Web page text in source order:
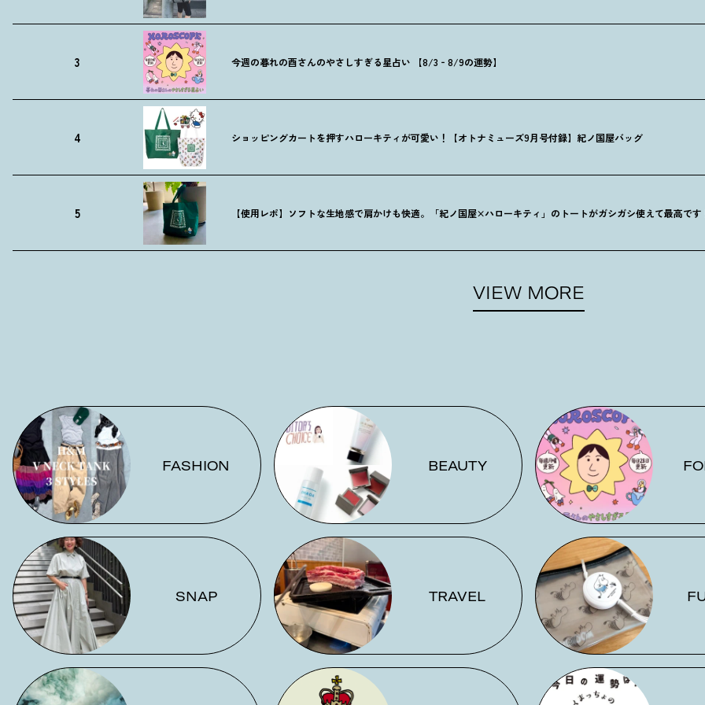
3 今週の暮れの酉さんのやさしすぎる星占い 【8/3‐8/9の運勢】
4 ショッピングカートを押すハローキティが可愛い ！ 【オトナミューズ9月号付録】紀ノ国屋バッグ
5 【使用レポ】ソフトな生地感で肩かけも快適。「紀ノ国屋×ハローキティ」のトートがガシガシ使えて最高です
VIEW MORE
FASHION BEAUTY
SNAP TRAVEL